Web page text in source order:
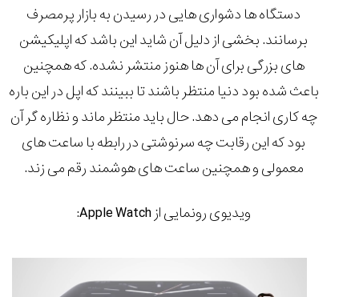
دستگاه ها دشواری هایی در رسیدن به بازار پرمصرف
برسانند. بخشی از دلیل آن شاید این باشد که اپلیکیشن
های بزرگی برای آن ها هنوز منتشر نشده. که همچنین
باعث شده بود دنیا منتظر باشند تا ببینند که اپل در این باره
چه کاری انجام می دهد. حال باید منتظر ماند و نظاره گر آن
بود که این رقابت چه سرنوشتی در رابطه با ساعت های
معمولی و همچنین ساعت های هوشمند رقم می زند.
ویدیوی رونمایی از Apple Watch: